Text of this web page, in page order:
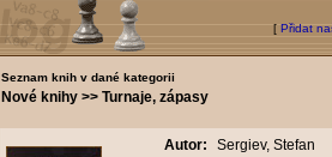
[ Přidat
Seznam knih v dané kategorii
Nové knihy >> Turnaje, zápasy
Autor:
Sergiev, Stefan